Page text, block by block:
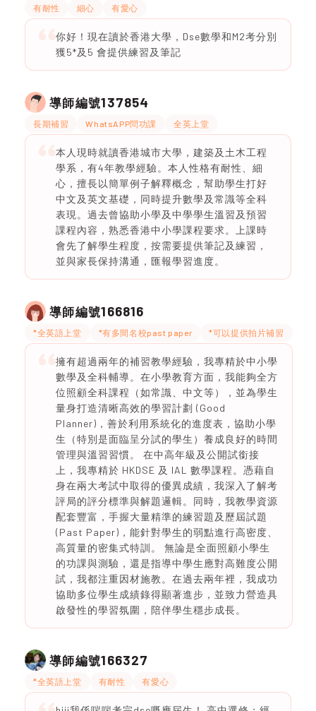
有耐性 細心 有愛心
你好！現在讀於香港大學，Dse數學和M2考分別
獲5*及5 會提供練習及筆記
導師編號137854
長期補習 WhatsAPP問功課 全英上堂
本人現時就讀香港城市大學，建築及土木工程
學系，有4年教學經驗。本人性格有耐性、細
心，擅長以簡單例子解釋概念，幫助學生打好
中文及英文基礎，同時提升數學及常識等全科
表現。過去曾協助小學及中學學生溫習及預習
課程內容，熟悉香港中小學課程要求。上課時
會先了解學生程度，按需要提供筆記及練習，
並與家長保持溝通，匯報學習進度。
導師編號166816
*全英語上堂 *有多間名校past paper *可以提供拍片補習
擁有超過兩年的補習教學經驗，我專精於中小學
數學及全科輔導。在小學教育方面，我能夠全方
位照顧全科課程（如常識、中文等），並為學生
量身打造清晰高效的學習計劃 (Good
Planner)，善於利用系統化的進度表，協助小學
生（特別是面臨呈分試的學生）養成良好的時間
管理與溫習習慣。 在中高年級及公開試銜接
上，我專精於 HKDSE 及 IAL 數學課程。憑藉自
身在兩大考試中取得的優異成績，我深入了解考
評局的評分標準與解題邏輯。同時，我教學資源
配套豐富，手握大量精準的練習題及歷屆試題
(Past Paper)，能針對學生的弱點進行高密度、
高質量的密集式特訓。 無論是全面照顧小學生
的功課與測驗，還是指導中學生應對高難度公開
試，我都注重因材施教。在過去兩年裡，我成功
協助多位學生成績錄得顯著進步，並致力營造具
啟發性的學習氛圍，陪伴學生穩步成長。
導師編號166327
*全英語上堂 有耐性 有愛心